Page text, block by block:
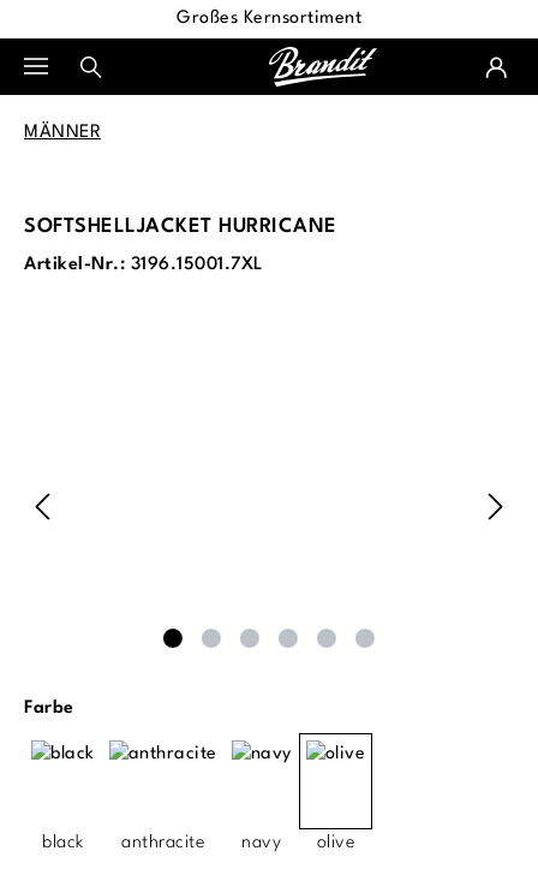
Großes Kernsortiment
MÄNNER
SOFTSHELLJACKET HURRICANE
Artikel-Nr.: 3196.15001.7XL
Farbeauswählen
black anthracite navy olive